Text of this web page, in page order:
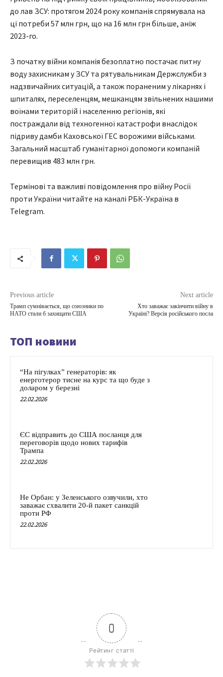
до лав ЗСУ: протягом 2024 року компанія спрямувала на
ці потреби 57 млн грн, що на 16 млн грн більше, аніж
2023-го.
З початку війни компанія безоплатно постачає питну
воду захисникам у ЗСУ та рятувальникам Держслужби з
надзвичайних ситуацій, а також пораненим у лікарнях і
шпиталях, переселенцям, мешканцям звільнених нашими
воїнами територій і населенню регіонів, які
постраждали від техногенної катастрофи внаслідок
підриву дамби Каховської ГЕС ворожими військами.
Загальний масштаб гуманітарної допомоги компаній
перевищив 483 млн грн.
Термінові та важливі повідомлення про війну Росії
проти України читайте на каналі РБК-Україна в
Telegram.
Previous article
Трамп сумнівається, що союзники по
НАТО стали б захищати США
Next article
Хто заважає закінчити війну в
Україні? Версія російського посла
ТОП новини
“На пігулках” генераторів: як
енерготерор тисне на курс та що буде з
доларом у березні
22.02.2026
ЄС відправить до США посланця для
переговорів щодо нових тарифів
Трампа
22.02.2026
Не Орбан: у Зеленського озвучили, хто
заважає схвалити 20-й пакет санкцій
проти РФ
22.02.2026
0
Рейтинг статті